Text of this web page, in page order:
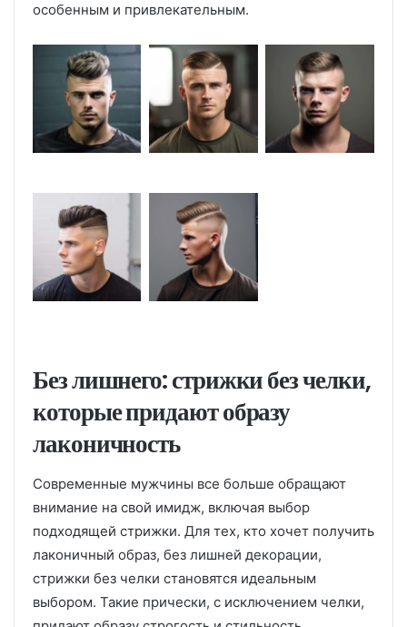
особенным и привлекательным.
Без лишнего: стрижки без челки,
которые придают образу
лаконичность
Современные мужчины все больше обращают
внимание на свой имидж, включая выбор
подходящей стрижки. Для тех, кто хочет получить
лаконичный образ, без лишней декорации,
стрижки без челки становятся идеальным
выбором. Такие прически, с исключением челки,